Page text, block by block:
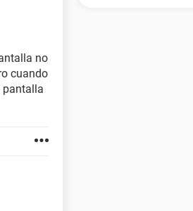
no
cuando
pantalla